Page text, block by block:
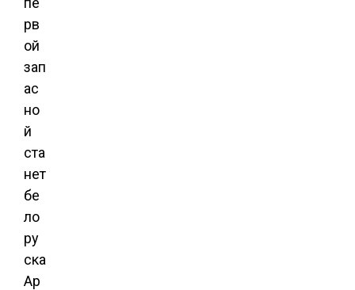
рв
ой
зап
ас
но
й
ста
нет
бе
ло
ру
ска
Ар